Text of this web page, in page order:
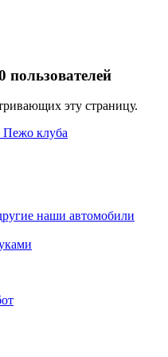
пользователей
эту страницу.
клуба
наши автомобили